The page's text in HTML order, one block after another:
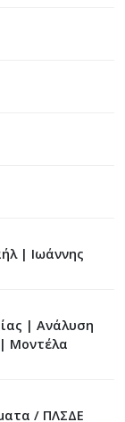
| Ιωάννης
| Ανάλυση
Μοντέλα
/ ΠΛΣΔΕ